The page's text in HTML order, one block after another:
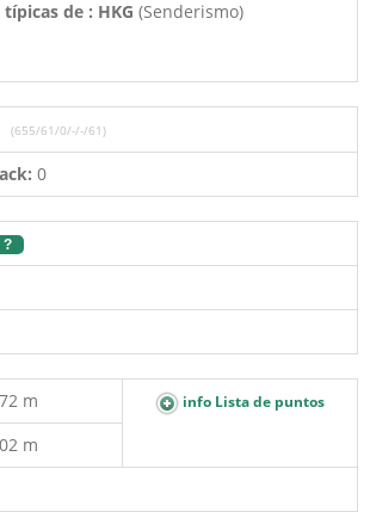
de : HKG (Senderismo)
(655/61/0/-/-/61)
0
?
m info Lista de puntos
m